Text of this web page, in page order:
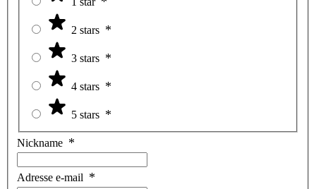
2 stars
3 stars
4 stars
5 stars
Nickname
Adresse e-mail